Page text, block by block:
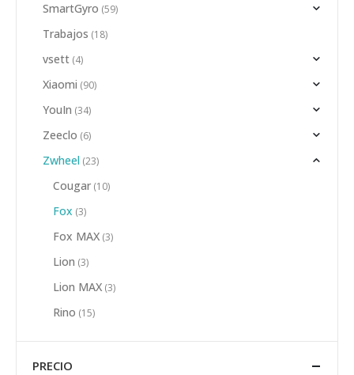
SmartGyro (59)
Trabajos (18)
vsett (4)
Xiaomi (90)
YouIn (34)
Zeeclo (6)
Zwheel (23)
Cougar (10)
Fox (3)
Fox MAX (3)
Lion (3)
Lion MAX (3)
Rino (15)
PRECIO